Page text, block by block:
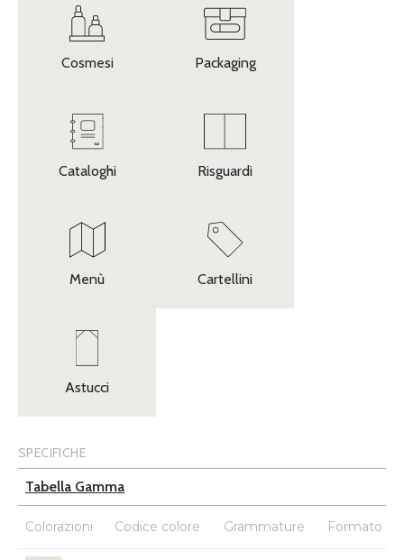
Cosmesi Packaging
Cataloghi Risguardi
Menù Cartellini
Astucci
SPECIFICHE
Tabella Gamma
Colorazioni Codice colore Grammature Formato